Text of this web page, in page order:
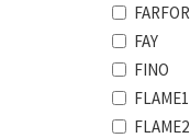
FARFOR
FAY
FINO
FLAME1
FLAME2